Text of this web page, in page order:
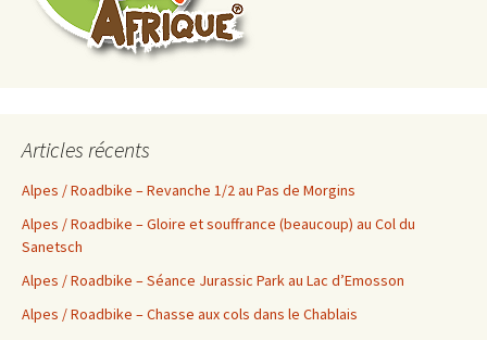
Articles récents
Alpes / Roadbike – Revanche 1/2 au Pas de Morgins
Alpes / Roadbike – Gloire et souffrance (beaucoup) au Col du
Sanetsch
Alpes / Roadbike – Séance Jurassic Park au Lac d’Emosson
Alpes / Roadbike – Chasse aux cols dans le Chablais